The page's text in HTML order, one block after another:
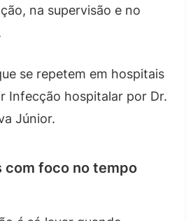
na supervisão e no
se repetem em hospitais
Infecção hospitalar por Dr.
Júnior.
com foco no tempo